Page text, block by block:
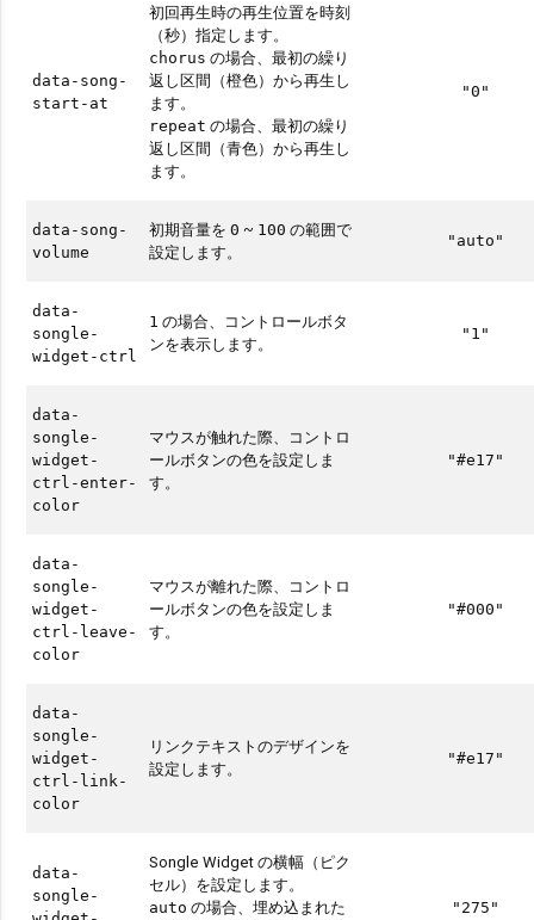
data-song-
start-at
初回再生時の再生位置を時刻
（秒）指定します。
chorus の場合、最初の繰り
返し区間（橙色）から再生し
ます。
repeat の場合、最初の繰り
返し区間（青色）から再生し
ます。
"0"
data-song-
volume
初期音量を0 ~ 100 の範囲で
設定します。
"auto"
data-
songle-
widget-ctrl
1 の場合、コントロールボタ
ンを表示します。
"1"
data-
songle-
widget-
ctrl-enter-
color
マウスが触れた際、コントロ
ールボタンの色を設定しま
す。
"#e17"
data-
songle-
widget-
ctrl-leave-
color
マウスが離れた際、コントロ
ールボタンの色を設定しま
す。
"#000"
data-
songle-
widget-
ctrl-link-
color
リンクテキストのデザインを
設定します。
"#e17"
data-
songle-
Songle Widget の横幅（ピク
セル）を設定します。
auto の場合、埋め込まれた
"275"